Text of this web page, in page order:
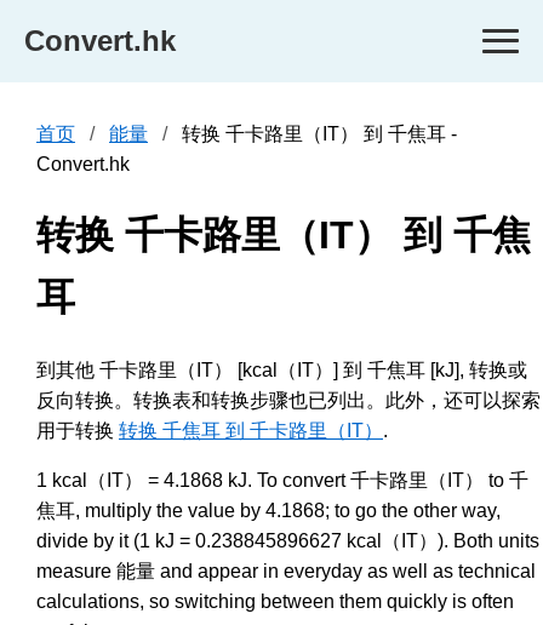
Convert.hk
首页 能量
转换 千卡路里（IT） 到 千焦耳 -
Convert.hk
转换 千卡路里（IT） 到 千焦
耳
到其他 千卡路里（IT） [kcal（IT）] 到 千焦耳 [kJ], 转换或
反向转换。转换表和转换步骤也已列出。此外，还可以探索
用于转换 转换 千焦耳 到 千卡路里（IT） .
1 kcal（IT） = 4.1868 kJ. To convert 千卡路里（IT） to 千
焦耳, multiply the value by 4.1868; to go the other way,
divide by it (1 kJ = 0.238845896627 kcal（IT）). Both units
measure 能量 and appear in everyday as well as technical
calculations, so switching between them quickly is often